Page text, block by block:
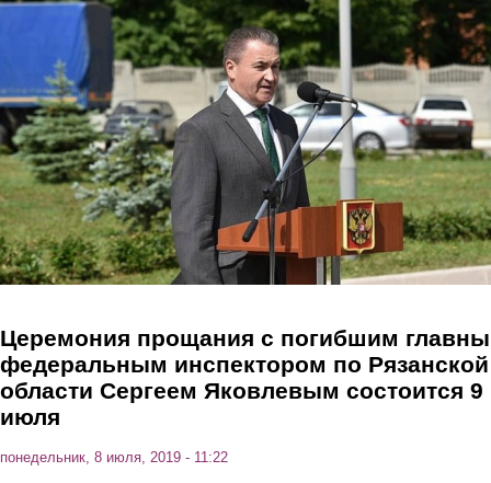
Перейти к основному содержанию
Церемония прощания с погибшим
федеральным инспектором по Рязанской
области Сергеем Яковлевым состоится 9
июля
понедельник, 8 июля, 2019 - 11:22